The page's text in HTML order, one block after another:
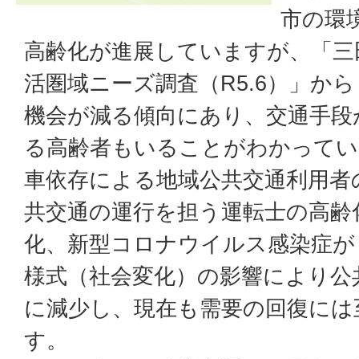
市の環
高齢化が進展していますが、「
活圏域ニーズ調査（R5.6）」か
機会が減る傾向にあり、交通手
る高齢者もいることがわかって
車依存による地域公共交通利用
共交通の運行を担う運転士の高
化、新型コロナウイルス感染症
様式（社会変化）の影響により
に減少し、現在も需要の回復に
す。